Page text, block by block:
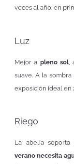
veces al año: en
Luz
Mejor a pleno sol
suave. A la
exposición ideal en
Riego
La abelia soporta
verano necesita